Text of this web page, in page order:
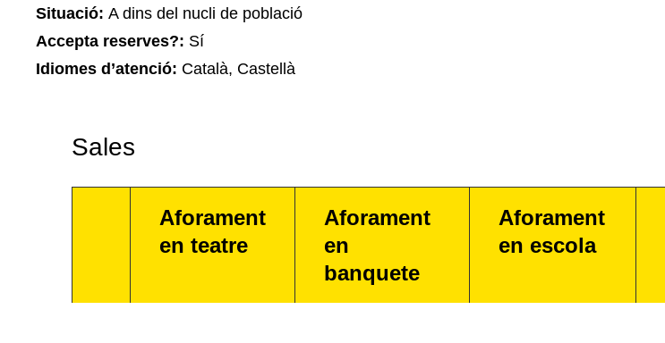
Situació: A dins del nucli de població
Accepta reserves?: Sí
Idiomes d’atenció: Català, Castellà
Sales
Aforament
en teatre
Aforament
en
banquete
Aforament
en escola